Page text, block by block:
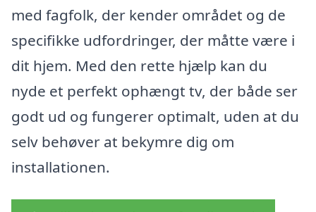
med fagfolk, der kender området og de
specifikke udfordringer, der måtte være i
dit hjem. Med den rette hjælp kan du
nyde et perfekt ophængt tv, der både ser
godt ud og fungerer optimalt, uden at du
selv behøver at bekymre dig om
installationen.